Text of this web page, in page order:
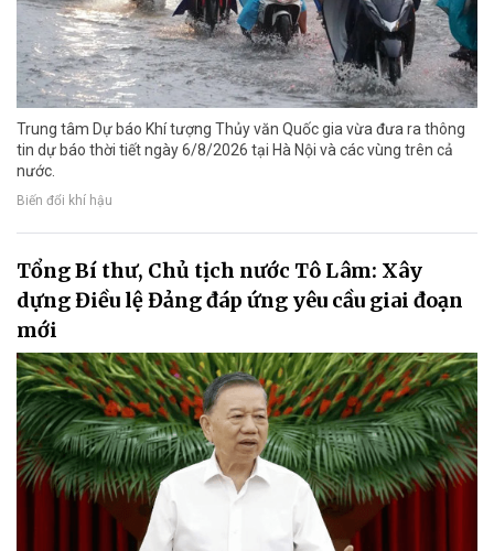
Trung tâm Dự báo Khí tượng Thủy văn Quốc gia vừa đưa ra thông
tin dự báo thời tiết ngày 6/8/2026 tại Hà Nội và các vùng trên cả
nước.
Biến đổi khí hậu
Tổng Bí thư, Chủ tịch nước Tô Lâm: Xây
dựng Điều lệ Đảng đáp ứng yêu cầu giai đoạn
mới